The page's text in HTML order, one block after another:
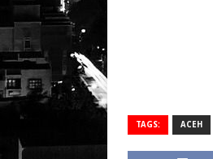
TAGS: ACEH